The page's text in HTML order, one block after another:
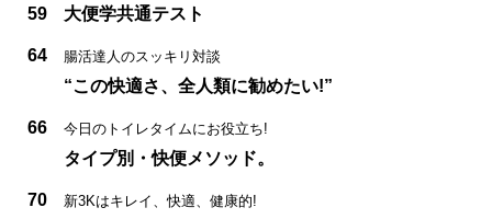
59 大便学共通テスト
64 腸活達人のスッキリ対談
“この快適さ、全人類に勧めたい!”
66 今日のトイレタイムにお役立ち!
タイプ別・快便メソッド。
70 新3Kはキレイ、快適、健康的!